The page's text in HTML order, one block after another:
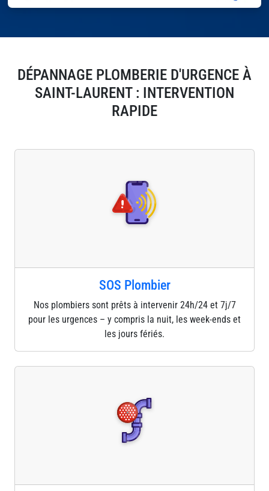
DÉPANNAGE PLOMBERIE D'URGENCE À
SAINT-LAURENT : INTERVENTION
RAPIDE
SOS Plombier
Nos plombiers sont prêts à intervenir 24h/24 et 7j/7
pour les urgences – y compris la nuit, les week-ends et
les jours fériés.